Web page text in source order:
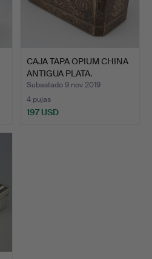
CAJA TAPA OPIUM CHINA
ANTIGUA PLATA.
Subastado 9 nov 2019
4 pujas
197 USD